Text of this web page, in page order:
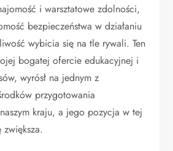
i warsztatowe zdolności,
bezpieczeństwa w działaniu
wybicia się na tle rywali. Ten
bogatej ofercie edukacyjnej i
wyrósł na jednym z
przygotowania
kraju, a jego pozycja w tej